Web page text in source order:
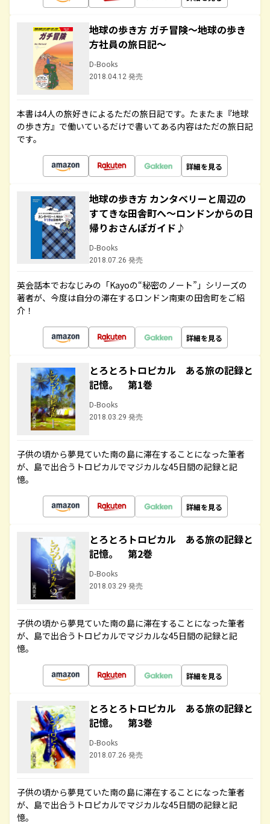
地球の歩き方 ガチ冒険～地球の歩き
方社員の旅日記～
D-Books
2018.04.12 発売
本書は4人の旅好きによるただの旅日記です。たまたま『地球
の歩き方』で働いているだけで書いてある内容はただの旅日記
です。
詳細を見る
地球の歩き方 カンタベリーと周辺の
すてきな田舎町へ～ロンドンからの日
帰りおさんぽガイド♪
D-Books
2018.07.26 発売
英会話本でおなじみの「Kayoの“秘密のノート”」シリーズの
著者が、今度は自分の滞在するロンドン南東の田舎町をご紹
介！
詳細を見る
とろとろトロピカル ある旅の記録と
記憶。 第1巻
D-Books
2018.03.29 発売
子供の頃から夢見ていた南の島に滞在することになった筆者
が、島で出合うトロピカルでマジカルな45日間の記録と記
憶。
詳細を見る
とろとろトロピカル ある旅の記録と
記憶。 第2巻
D-Books
2018.03.29 発売
子供の頃から夢見ていた南の島に滞在することになった筆者
が、島で出合うトロピカルでマジカルな45日間の記録と記
憶。
詳細を見る
とろとろトロピカル ある旅の記録と
記憶。 第3巻
D-Books
2018.07.26 発売
子供の頃から夢見ていた南の島に滞在することになった筆者
が、島で出合うトロピカルでマジカルな45日間の記録と記
憶。